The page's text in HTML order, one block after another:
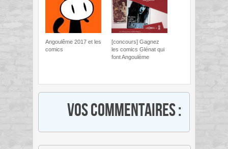
Angoulême 2017 et les
comics
[concours] Gagnez
les comics Glénat qui
font Angoulème
Vos commentaires :